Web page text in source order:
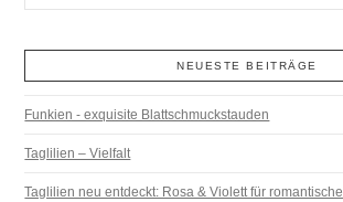
NEUESTE BEITRÄGE
Funkien - exquisite Blattschmuckstauden
Taglilien – Vielfalt
Taglilien neu entdeckt: Rosa & Violett für romantische